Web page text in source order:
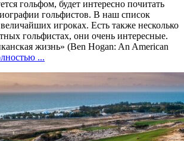
гольфом, будет интересно почитать
гольфистов. В наш список
игроках. Есть также несколько
гольфистах, они очень интересные.
жизнь» (Ben Hogan: An American
...